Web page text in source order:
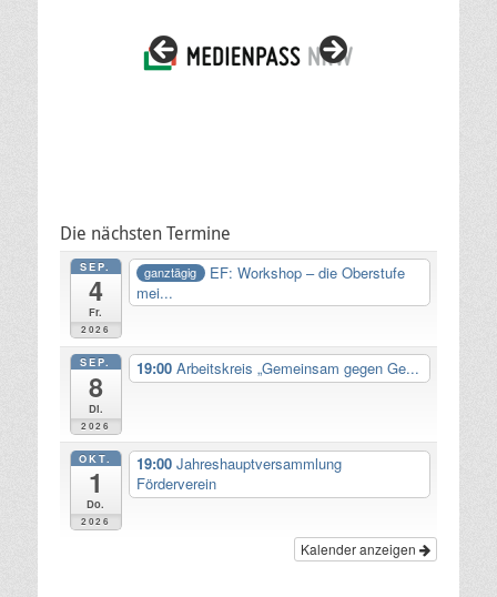
Die nächsten Termine
SEP.
4
Fr.
2026
ganztägig
EF: Workshop – die Oberstufe
mei...
SEP.
8
Di.
2026
19:00 Arbeitskreis „Gemeinsam gegen Ge...
OKT.
1
Do.
2026
19:00 Jahreshauptversammlung
Förderverein
Kalender anzeigen